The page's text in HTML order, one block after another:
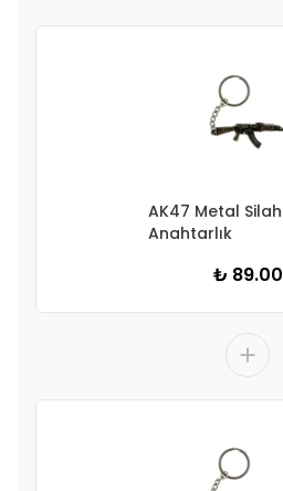
AK47 Metal Silah
Anahtarlık
₺ 89.00